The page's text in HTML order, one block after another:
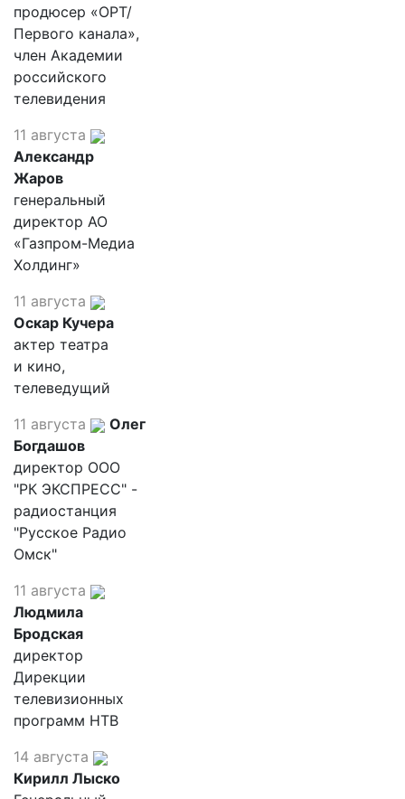
продюсер «ОРТ/
Первого канала»,
член Академии
российского
телевидения
11 августа
Александр
Жаров
генеральный
директор АО
«Газпром-Медиа
Холдинг»
11 августа
Оскар Кучера
актер театра
и кино,
телеведущий
11 августа
Олег
Богдашов
директор ООО
"РК ЭКСПРЕСС" -
радиостанция
"Русское Радио
Омск"
11 августа
Людмила
Бродская
директор
Дирекции
телевизионных
программ НТВ
14 августа
Кирилл Лыско